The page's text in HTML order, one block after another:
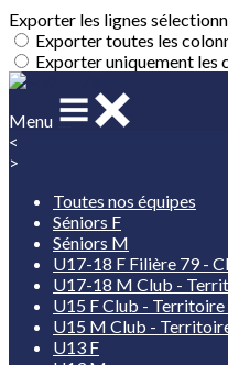
Exporter les lignes
Exporter toutes les
Exporter uniquement les
Menu
<
>
Toutes nos équipes
Séniors F
Séniors M
U17-18 F Filière 79 -
U17-18 M Club -
U15 F Club -
U15 M Club -
U13 F